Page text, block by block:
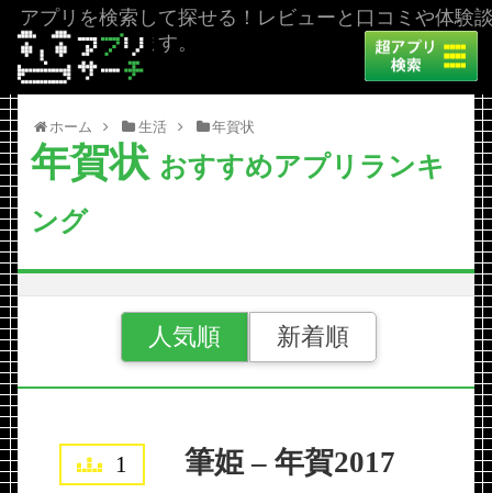
アプリを検索して探せる！レビューと口コミや体験
を掲載しています。
ホーム 生活 年賀状
年賀状 おすすめアプリランキ
ング
人気順 新着順
筆姫 – 年賀2017
1